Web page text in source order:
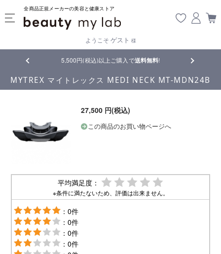
全商品正規メーカーの美容と健康ストア
ようこそ ゲスト 様
5,500円(税込)以上ご購入で送料無料! 【重要】熊
MYTREX マイトレックス MEDI NECK MT-MDN24B
27,500 円(税込)
この商品のお買い物ページへ
平均満足度：
※条件に満たないため、評価は出来ません。
：0件
：0件
：0件
：0件